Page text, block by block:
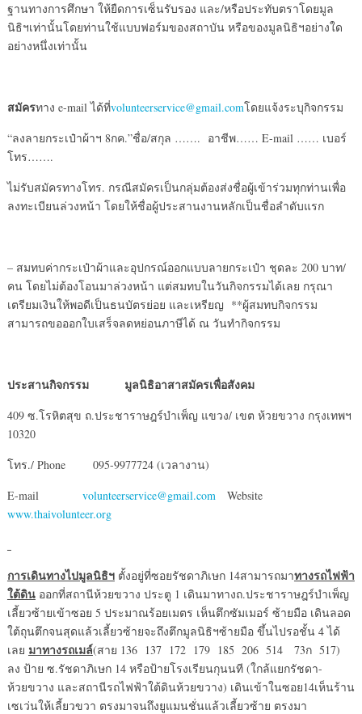
ฐานทางการศึกษา ให้ยืดการเซ็นรับรอง และ/หรือประทับตราโดยมูล
นิธิฯเท่านั้นโดยท่านใช้แบบฟอร์มของสถาบัน หรือของมูลนิธิฯอย่างใด
อย่างหนึ่งเท่านั้น
สมัครทาง e-mail ได้ที่volunteerservice@gmail.comโดยแจ้งระบุกิจกรรม
“ลงลายกระเป๋าผ้าฯ 8กค.”ชื่อ/สกุล ……. อาชีพ…… E-mail …… เบอร์
โทร…….
ไม่รับสมัครทางโทร. กรณีสมัครเป็นกลุ่มต้องส่งชื่อผู้เข้าร่วมทุกท่านเพื่อ
ลงทะเบียนล่วงหน้า โดยให้ชื่อผู้ประสานงานหลักเป็นชื่อลำดับแรก
– สมทบค่ากระเป๋าผ้าและอุปกรณ์ออกแบบลายกระเป๋า ชุดละ 200 บาท/
คน โดยไม่ต้องโอนมาล่วงหน้า แต่สมทบในวันกิจกรรมได้เลย กรุณา
เตรียมเงินให้พอดีเป็นธนบัตรย่อย และเหรียญ **ผู้สมทบกิจกรรม
สามารถขอออกใบเสร็จลดหย่อนภาษีได้ ณ วันทำกิจกรรม
ประสานกิจกรรม มูลนิธิอาสาสมัครเพื่อสังคม
409 ซ.โรหิตสุข ถ.ประชาราษฎร์บำเพ็ญ แขวง/ เขต ห้วยขวาง กรุงเทพฯ
10320
โทร./ Phone 095-9977724 (เวลางาน)
E-mail volunteerservice@gmail.comWebsite
www.thaivolunteer.org
การเดินทางไปมูลนิธิฯตั้งอยู่ที่ซอยรัชดาภิเษก 14สามารถมาทางรถไฟฟ้า
ใต้ดินออกที่สถานีห้วยขวาง ประตู 1 เดินมาทางถ.ประชาราษฎร์บำเพ็ญ
เลี้ยวซ้ายเข้าซอย 5 ประมาณร้อยเมตร เห็นตึกซัมเมอร์ ซ้ายมือ เดินลอด
ใต้ถุนตึกจนสุดแล้วเลี้ยวซ้ายจะถึงตึกมูลนิธิฯซ้ายมือ ขึ้นไปรอชั้น 4 ได้
เลย มาทางรถเมล์(สาย 136 137 172 179 185 206 514 73ก 517)
ลง ป้าย ซ.รัชดาภิเษก 14 หรือป้ายโรงเรียนกุนนที (ใกล้แยกรัชดา-
ห้วยขวาง และสถานีรถไฟฟ้าใต้ดินห้วยขวาง) เดินเข้าในซอย14เห็นร้าน
เซเว่นให้เลี้ยวขวา ตรงมาจนถึงยูแมนชั่นแล้วเลี้ยวซ้าย ตรงมา